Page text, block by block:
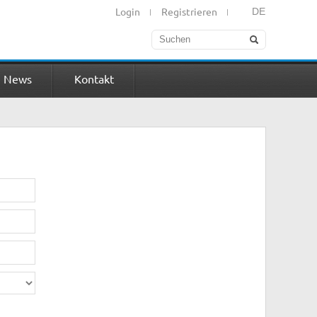
DE
Login Registrieren
News Kontakt